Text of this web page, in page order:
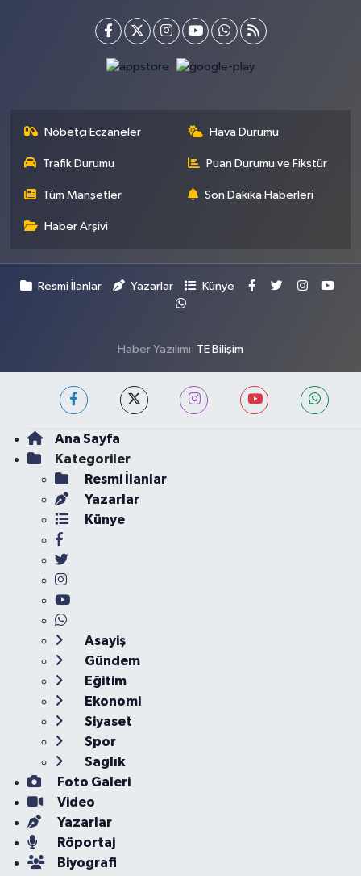
Nöbetçi Eczaneler Hava Durumu
Trafik Durumu Puan Durumu ve Fikstür
Tüm Manşetler Son Dakika Haberleri
Haber Arşivi
Resmi İlanlar Yazarlar Künye
Haber Yazılımı: TE Bilişim
Ana Sayfa
Kategoriler
Resmi İlanlar
Yazarlar
Künye
Asayiş
Gündem
Eğitim
Ekonomi
Siyaset
Spor
Sağlık
Foto Galeri
Video
Yazarlar
Röportaj
Biyografi